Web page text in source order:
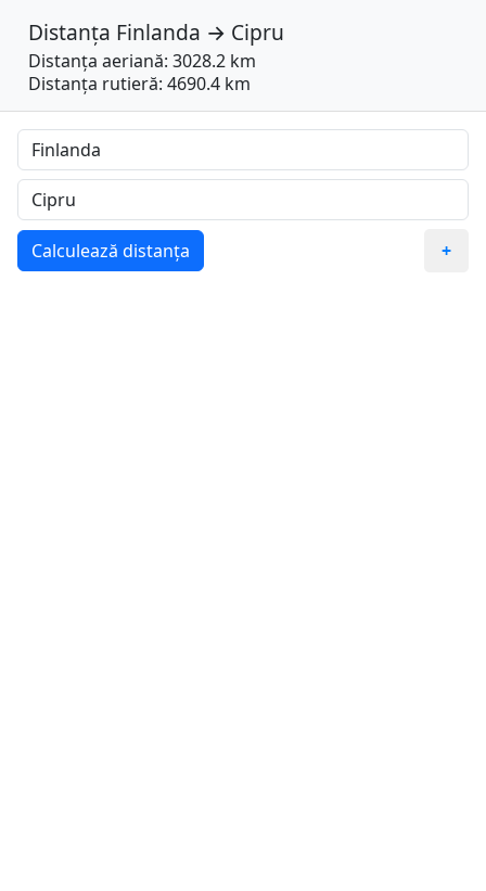
Distanța Finlanda → Cipru
Distanța aeriană: 3028.2 km
Distanța rutieră: 4690.4 km
Calculează distanța +